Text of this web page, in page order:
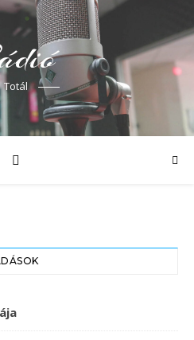
Totál